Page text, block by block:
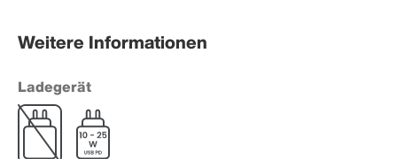
Weitere Informationen
Ladegerät